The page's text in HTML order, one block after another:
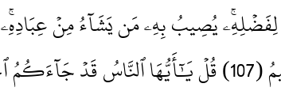
لِفَضۡلِهِۦۚ يُصِيبُ بِهِۦ مَن يَشَآءُ مِنۡ عِبَادِهِۦۚ
ٱلۡحَقُّ